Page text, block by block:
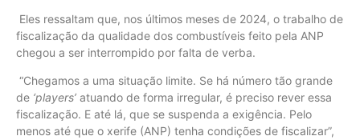
Eles ressaltam que, nos últimos meses de 2024, o trabalho de
fiscalização da qualidade dos combustíveis feito pela ANP
chegou a ser interrompido por falta de verba.
“Chegamos a uma situação limite. Se há número tão grande
de ‘players’ atuando de forma irregular, é preciso rever essa
fiscalização. E até lá, que se suspenda a exigência. Pelo
menos até que o xerife (ANP) tenha condições de fiscalizar”,